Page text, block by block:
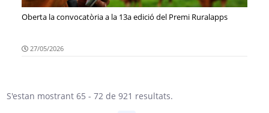
Oberta la convocatòria a la 13a edició del Premi Ruralapps
27/05/2026
S'estan mostrant 65 - 72 de 921 resultats.